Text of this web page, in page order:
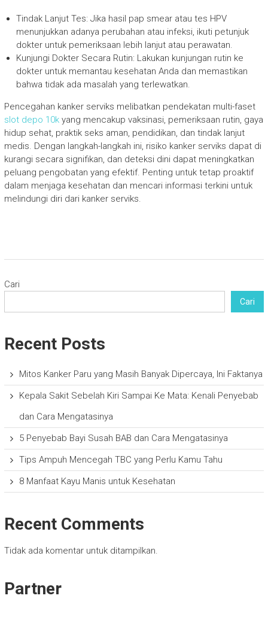
Tindak Lanjut Tes: Jika hasil pap smear atau tes HPV
menunjukkan adanya perubahan atau infeksi, ikuti petunjuk
dokter untuk pemeriksaan lebih lanjut atau perawatan.
Kunjungi Dokter Secara Rutin: Lakukan kunjungan rutin ke
dokter untuk memantau kesehatan Anda dan memastikan
bahwa tidak ada masalah yang terlewatkan.
Pencegahan kanker serviks melibatkan pendekatan multi-faset
slot depo 10kyang mencakup vaksinasi, pemeriksaan rutin, gaya
hidup sehat, praktik seks aman, pendidikan, dan tindak lanjut
medis. Dengan langkah-langkah ini, risiko kanker serviks dapat di
kurangi secara signifikan, dan deteksi dini dapat meningkatkan
peluang pengobatan yang efektif. Penting untuk tetap proaktif
dalam menjaga kesehatan dan mencari informasi terkini untuk
melindungi diri dari kanker serviks.
Cari
Cari
Recent Posts
Mitos Kanker Paru yang Masih Banyak Dipercaya, Ini Faktanya
Kepala Sakit Sebelah Kiri Sampai Ke Mata: Kenali Penyebab
dan Cara Mengatasinya
5 Penyebab Bayi Susah BAB dan Cara Mengatasinya
Tips Ampuh Mencegah TBC yang Perlu Kamu Tahu
8 Manfaat Kayu Manis untuk Kesehatan
Recent Comments
Tidak ada komentar untuk ditampilkan.
Partner